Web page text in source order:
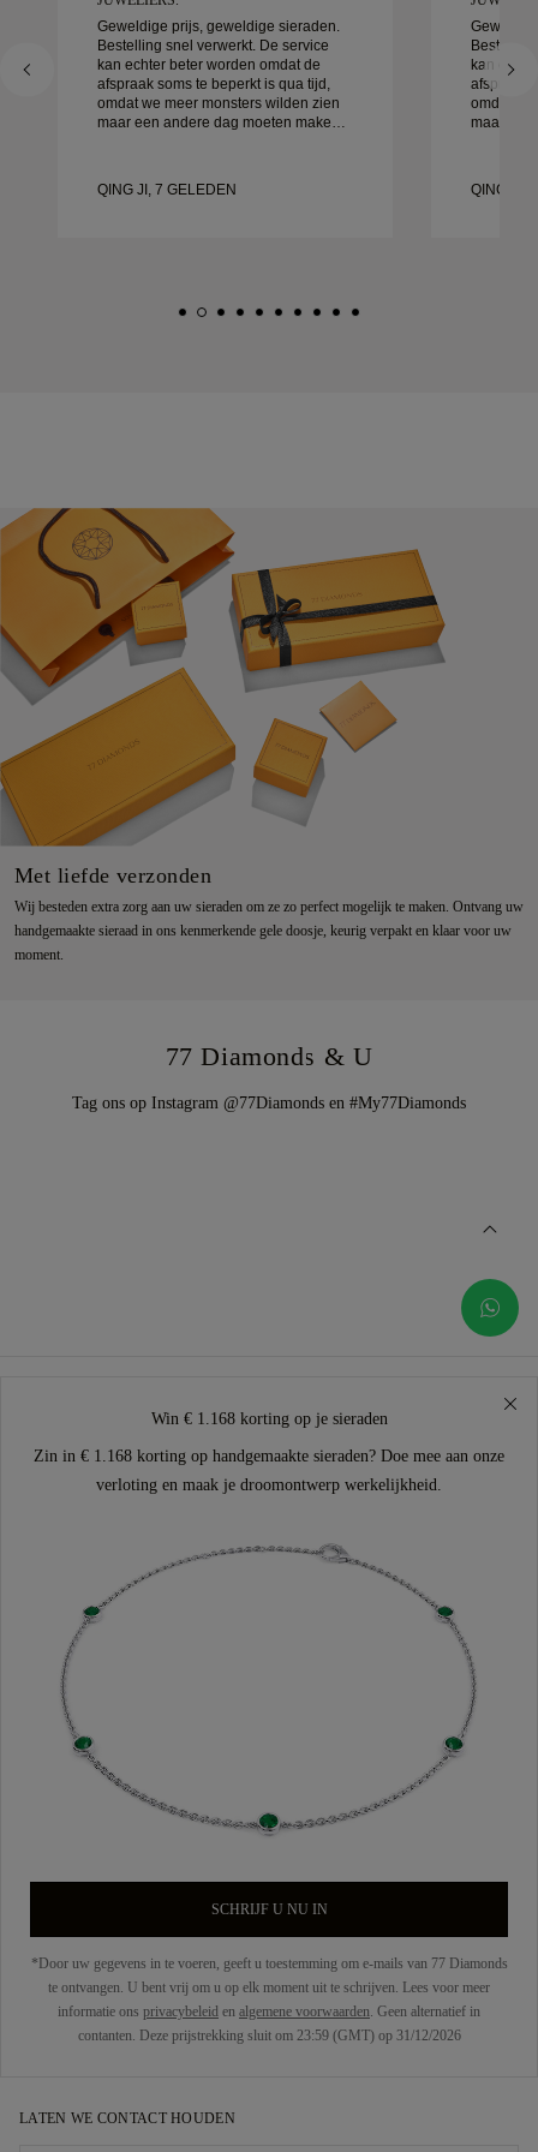
Geweldige prijs, geweldige sieraden.
Bestelling snel verwerkt. De service
kan echter beter worden omdat de
afspraak soms te beperkt is qua tijd,
omdat we meer monsters wilden zien
maar een andere dag moeten maken.
QING JI, 7 GELEDEN
kan
afspraak
omdat
maar een
QING JI,
Met liefde verzonden
Wij besteden extra zorg aan uw sieraden om ze zo perfect mogelijk te maken. Ontvang uw
handgemaakte sieraad in ons kenmerkende gele doosje, keurig verpakt en klaar voor uw
moment.
77 Diamonds & U
Tag ons op Instagram @77Diamonds en #My77Diamonds
Win € 1.168 korting op je sieraden
Zin in € 1.168 korting op handgemaakte sieraden? Doe mee aan onze
verloting en maak je droomontwerp werkelijkheid.
SCHRIJF U NU IN
*Door uw gegevens in te voeren, geeft u toestemming om e-mails van 77 Diamonds
te ontvangen. U bent vrij om u op elk moment uit te schrijven. Lees voor meer
informatie ons privacybeleid en algemene voorwaarden. Geen alternatief in
contanten. Deze prijstrekking sluit om 23:59 (GMT) op 31/12/2026
LATEN WE CONTACT HOUDEN